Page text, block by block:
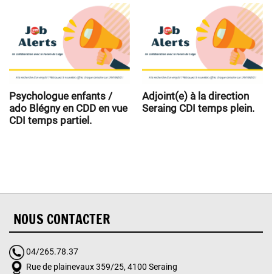
Psychologue enfants /
ado Blégny en CDD en vue
CDI temps partiel.
Adjoint(e) à la direction
Seraing CDI temps plein.
NOUS CONTACTER
04/265.78.37
Rue de plainevaux 359/25, 4100 Seraing